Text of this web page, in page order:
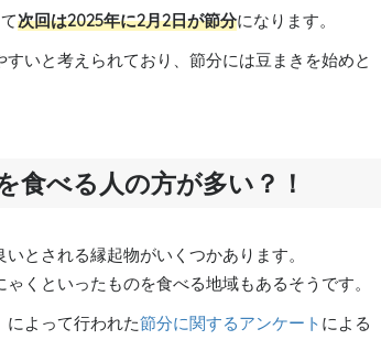
次回は2025年に2月2日が節分になります。
いと考えられており、節分には豆まきを始めと
食べる人の方が多い？！
とされる縁起物がいくつかあります。
くといったものを食べる地域もあるそうです。
によって行われた節分に関するアンケート による